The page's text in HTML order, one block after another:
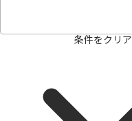
条件をクリア